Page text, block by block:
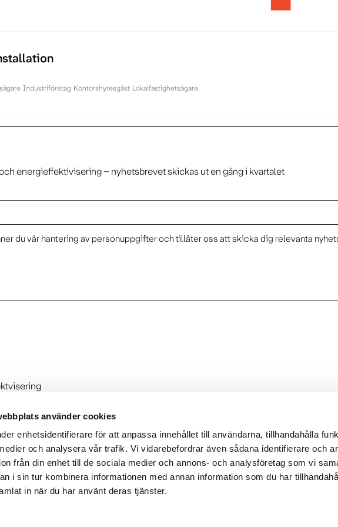
använder cookies
enhetsidentifierare för att anpassa innehållet till användarna, tillhandahålla
och analysera vår trafik. Vi vidarebefordrar även sådana identifierare och
från din enhet till de sociala medier och annons- och analysföretag som vi
i sin tur kombinera informationen med annan information som du har
in när du har använt deras tjänster.
Industriföretag Kontorshyresgäst Lokalfastighetsägare
energieffektivisering – nyhetsbrevet skickas ut en gång i kvartalet
du vår hantering av personuppgifter och tillåter oss att skicka dig relevanta